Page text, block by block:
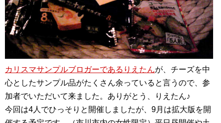
カリスマサンプルブロガーであるりえたんが、チーズを中
心としたサンプル品がたくさん余っていると言うので、参
加者でいただいて来ました。ありがとう、りえたん♪
今回は4人でひっそりと開催しましたが、9月は拡大版を開